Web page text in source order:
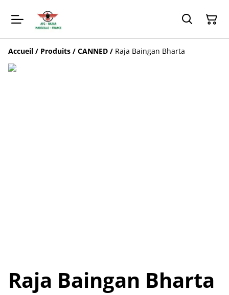
Accueil / Produits / CANNED / Raja Baingan Bharta
Raja Baingan Bharta